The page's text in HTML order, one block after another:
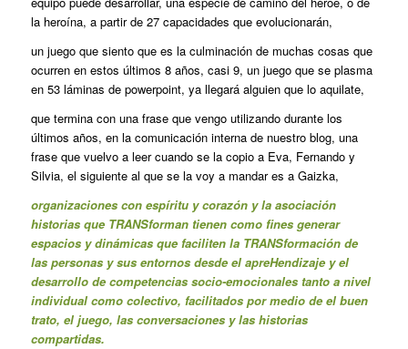
la heroína, a partir de 27 capacidades que evolucionarán,
un juego que siento que es la culminación de muchas cosas que
ocurren en estos últimos 8 años, casi 9, un juego que se plasma
en 53 láminas de powerpoint, ya llegará alguien que lo aquilate,
que termina con una frase que vengo utilizando durante los
últimos años, en la comunicación interna de nuestro blog, una
frase que vuelvo a leer cuando se la copio a Eva, Fernando y
Silvia, el siguiente al que se la voy a mandar es a Gaizka,
organizaciones con espíritu y corazón y la asociación
historias que TRANSforman tienen como fines generar
espacios y dinámicas que faciliten la TRANSformación de
las personas y sus entornos desde el apreHendizaje y el
desarrollo de competencias socio-emocionales tanto a nivel
individual como colectivo, facilitados por medio de el buen
trato, el juego, las conversaciones y las historias
compartidas.